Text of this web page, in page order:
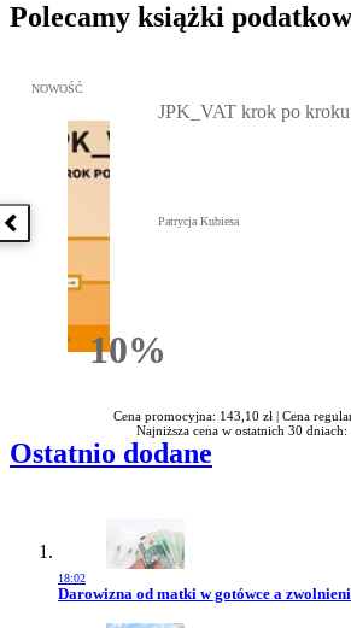
Polecamy książki
Poprzednia książka
Przejdź do: JPK_VAT krok po kroku
NOWOŚĆ
10%Rabatu
JPK_VAT krok po
Patrycja Kubiesa
Cena promocyjna: 143,10 zł | Cena
Najniższa cena w ostatnich 30 dniach:
Ostatnio dodane
18:02
Przejdź do artykułu:
Darowizna od matki w gotówce a